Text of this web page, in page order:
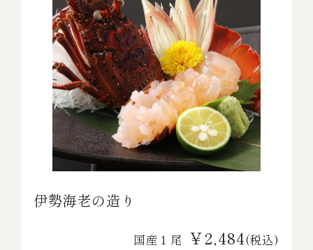
伊勢海老の造り
国産１尾 ￥2,484(税込)